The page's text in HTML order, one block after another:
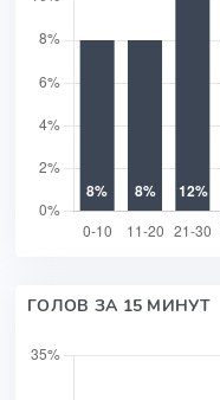
ГОЛОВ ЗА 15 МИНУТ